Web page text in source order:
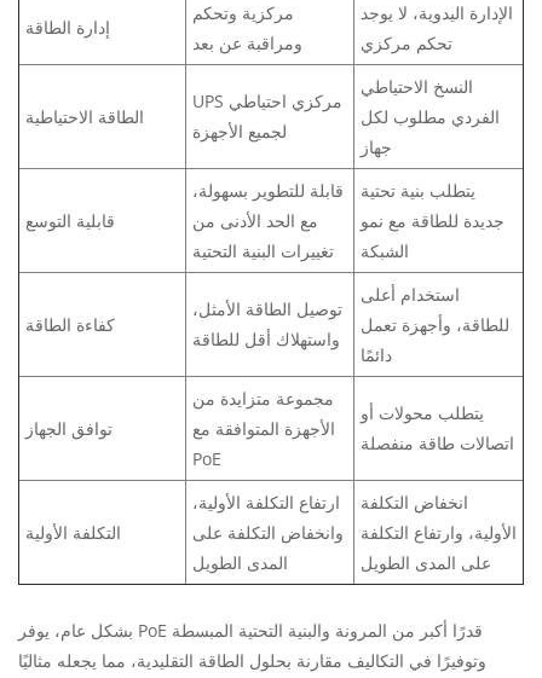
إدارة الطاقة
مركزية وتحكم
ومراقبة عن بعد
الإدارة اليدوية، لا يوجد
تحكم مركزي
الطاقة الاحتياطية
UPS مركزي احتياطي
لجميع الأجهزة
النسخ الاحتياطي
الفردي مطلوب لكل
جهاز
قابلية التوسع
قابلة للتطوير بسهولة،
مع الحد الأدنى من
تغييرات البنية التحتية
يتطلب بنية تحتية
جديدة للطاقة مع نمو
الشبكة
كفاءة الطاقة
توصيل الطاقة الأمثل،
واستهلاك أقل للطاقة
استخدام أعلى
للطاقة، وأجهزة تعمل
دائمًا
توافق الجهاز
مجموعة متزايدة من
الأجهزة المتوافقة مع
PoE
يتطلب محولات أو
اتصالات طاقة منفصلة
التكلفة الأولية
ارتفاع التكلفة الأولية،
وانخفاض التكلفة على
المدى الطويل
انخفاض التكلفة
الأولية، وارتفاع التكلفة
على المدى الطويل
بشكل عام، يوفر PoE قدرًا أكبر من المرونة والبنية التحتية المبسطة
وتوفيرًا في التكاليف مقارنة بحلول الطاقة التقليدية، مما يجعله مثاليًا